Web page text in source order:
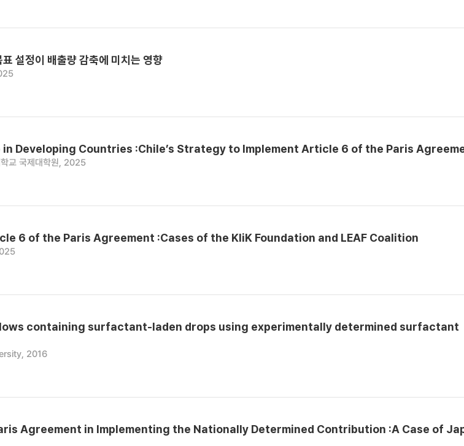
설정이 배출량 감축에 미치는 영향
Developing Countries :Chile’s Strategy to Implement Article 6 of the Paris
교 국제대학원, 2025
6 of the Paris Agreement :Cases of the KliK Foundation and LEAF Coalition
containing surfactant-laden drops using experimentally determined surfactant
2016
Agreement in Implementing the Nationally Determined Contribution :A Case of